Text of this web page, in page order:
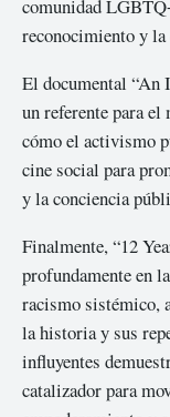
comunidad
reconocimiento y la
El documental “An
un referente para
cómo el activismo
cine social para
y la conciencia
Finalmente, “12
profundamente en
racismo sistémico,
la historia y sus
influyentes
catalizador para